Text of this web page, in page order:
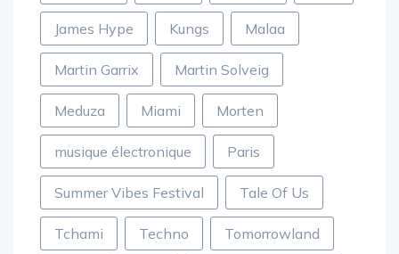
James Hype Kungs Malaa
Martin Garrix Martin Solveig
Meduza Miami Morten
musique électronique Paris
Summer Vibes Festival Tale Of Us
Tchami Techno Tomorrowland